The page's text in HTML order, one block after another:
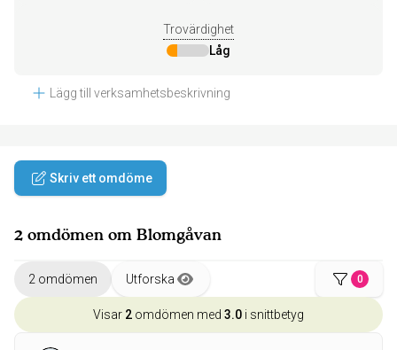
Trovärdighet
Låg
Lägg till verksamhetsbeskrivning
Skriv ett omdöme
2 omdömen om Blomgåvan
2 omdömen Utforska 0
Visar 2 omdömen med 3.0 i snittbetyg